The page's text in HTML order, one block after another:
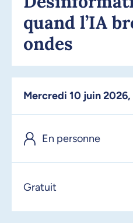
quand l’IA
ondes
mercredi 10 juin
En personne
Gratuit